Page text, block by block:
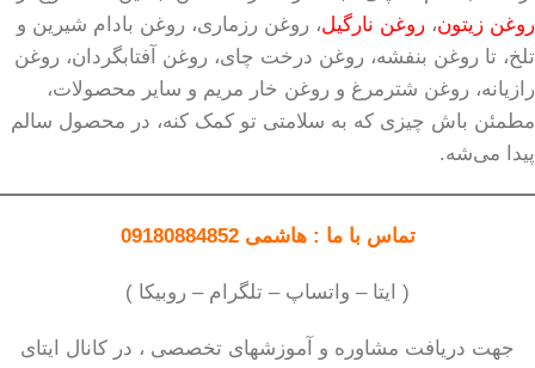
روغن زیتون، روغن نارگیل، روغن رزماری، روغن بادام شیرین و
تلخ، تا روغن بنفشه، روغن درخت چای، روغن آفتابگردان، روغن
رازیانه، روغن شترمرغ و روغن خار مریم و سایر محصولات،
مطمئن باش چیزی که به سلامتی تو کمک کنه، در محصول سالم
پیدا می‌شه.
تماس با ما : هاشمی 09180884852
( ایتا – واتساپ – تلگرام – روبیکا )
جهت دریافت مشاوره و آموزشهای تخصصی ، در کانال ایتای